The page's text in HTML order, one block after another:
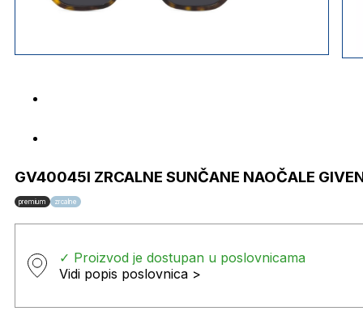
GV40045I ZRCALNE SUNČANE NAOČALE
premium zrcalne
✓ Proizvod je dostupan u poslovnicama
Vidi popis poslovnica >